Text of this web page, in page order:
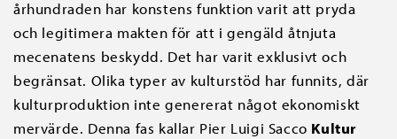
århundraden har konstens funktion varit att pryda
och legitimera makten för att i gengäld åtnjuta
mecenatens beskydd. Det har varit exklusivt och
begränsat. Olika typer av kulturstöd har funnits, där
kulturproduktion inte genererat något ekonomiskt
mervärde. Denna fas kallar Pier Luigi Sacco Kultur